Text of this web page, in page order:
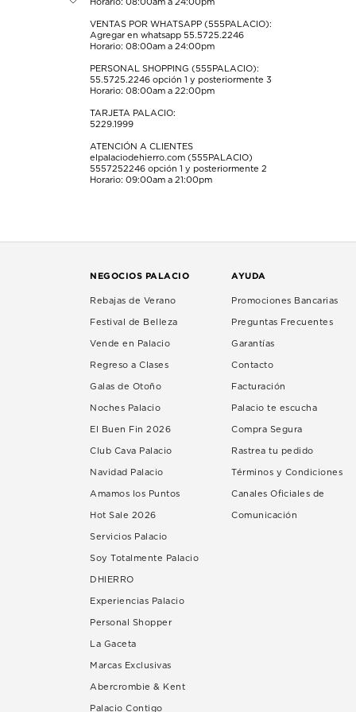
envío.
Horario: 08:00am a 24:00pm
VENTAS POR WHATSAPP (555PALACIO):
Agregar en whatsapp 55.5725.2246
Horario: 08:00am a 24:00pm
PERSONAL SHOPPING (555PALACIO):
55.5725.2246 opción 1 y posteriormente 3
Horario: 08:00am a 22:00pm
TARJETA PALACIO:
5229.1999
ATENCIÓN A CLIENTES
elpalaciodehierro.com (555PALACIO)
5557252246 opción 1 y posteriormente 2
Horario: 09:00am a 21:00pm
NEGOCIOS PALACIO
Rebajas de Verano
Festival de Belleza
Vende en Palacio
Regreso a Clases
Galas de Otoño
Noches Palacio
El Buen Fin 2026
Club Cava Palacio
Navidad Palacio
Amamos los Puntos
Hot Sale 2026
Servicios Palacio
Soy Totalmente Palacio
DHIERRO
Experiencias Palacio
Personal Shopper
La Gaceta
Marcas Exclusivas
Abercrombie & Kent
Palacio Contigo
AYUDA
Promociones Bancarias
Preguntas Frecuentes
Garantías
Contacto
Facturación
Palacio te escucha
Compra Segura
Rastrea tu pedido
Términos y Condiciones
Canales Oficiales de
Comunicación